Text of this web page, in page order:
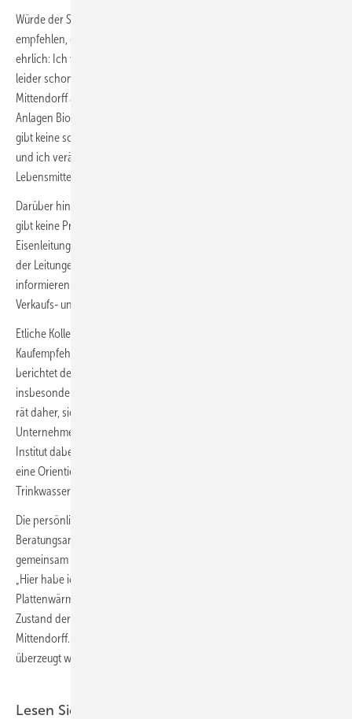
Würde der SHK-Unternehmer den Fachkolleginnen und Fachkollegen
empfehlen, die Anlagen ins eigene Programm zu nehmen? „Ganz
ehrlich: Ich war am Anfang auch sehr skeptisch. Unsere Branche hat
leider schon so manches Produkt kommen und gehen sehen“, führt
Mittendorff aus. „Mich haben die Qualität und Wirksamkeit der
Anlagen Biocat einfach überzeugt: Sie sind relativ wartungsarm, es
gibt keine schädliche Umweltbelastung durch Salzeintrag ins Wasser
und ich verändere die guten Eigenschaften des Wassers nicht. Das
Lebensmittel Trinkwasser bleibt unverändert.“
Darüber hinaus hebt der SHK-Profi die einfache Montage hervor: „Es
gibt keine Probleme bei der Installation, ganz egal, ob ich verzinkte
Eisenleitungen habe, ich muss nicht auf die bestehenden Werkstoffe
der Leitungen Rücksicht nehmen, ich muss die Mieter nicht
informieren. Es gibt wirklich viele Vorteile für SHK-Fachleute im
Verkaufs- und Montageprozess.“
Etliche Kolleginnen und Kollegen seien noch zurückhaltend, eine klare
Kaufempfehlung für chemiefreien Kalkschutz auszusprechen,
berichtet der erfahrene Installateur. Die Skepsis sei groß,
insbesondere in Bezug auf die Wirksamkeit und Leistungsfähigkeit. Er
rät daher, sich die ­Referenzen des Herstellers anzuschauen. „Da sind
Unternehmen wie Center Parcs, Swarovski oder das Max-Planck-
Institut dabei“, so der Fachmann. Auch DVGW-Zertifizierungen sind
eine Orientierungshilfe für nachgewiesene Wirksamkeit und
Trinkwasserkonformität.
Die persönlich eindrucksvollste Erfahrung zu Beginn seines
Beratungsangebotes für chemiefreien Kalkschutz war ein Pilotprojekt
gemeinsam mit einem Café-Betreiber und einer großen Kaffeemarke.
„Hier habe ich nach sechs Monaten Betrieb eigenhändig den
Plattenwärmeübertrager für eine Sichtprüfung ausgebaut und der
Zustand der Wärmeübertragerflächen war einwandfrei“, erinnert sich
Mittendorff. „Das war der Punkt, an dem ich schlussendlich vollends
überzeugt war.“
Lesen Sie auch: